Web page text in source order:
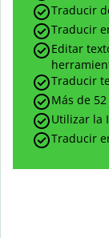
Traducir
Traducir
Editar
Traducir
Más de
Utilizar la
Traducir